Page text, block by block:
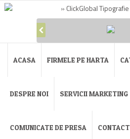
ACASA FIRMELE PE HARTA
DESPRE NOI SERVICII MARKETING
COMUNICATE DE PRESA CONTACT